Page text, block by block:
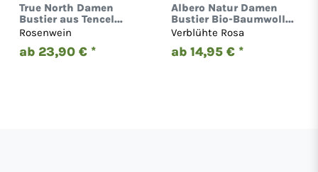
True North Damen
Bustier aus Tencel
Micromodal Top 1201
Rosenwein
ab 23,90 € *
Albero Natur Damen
Bustier Bio-Baumwolle
Sport BH Unterhemd
Verblühte Rosa
ab 14,95 € *